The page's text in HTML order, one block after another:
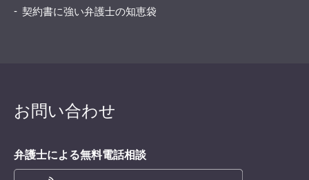
契約書に強い弁護士の知恵袋
お問い合わせ
弁護士による無料電話相談